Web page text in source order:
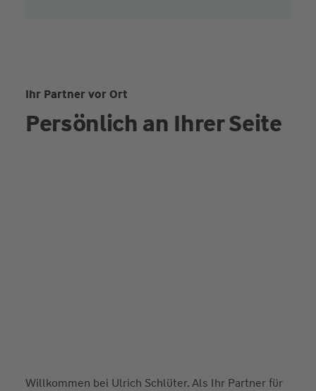
Ihr Partner vor Ort
Persönlich an Ihrer Seite
Willkommen bei Ulrich Schlüter. Als Ihr Partner für